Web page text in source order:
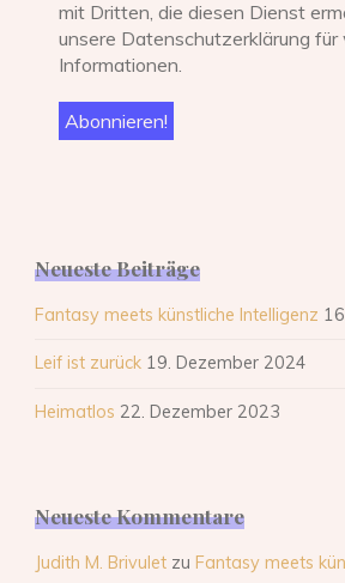
mit Dritten, die diesen Dienst
unsere Datenschutzerklärung für
Informationen.
Neueste Beiträge
Fantasy meets künstliche Intelligenz
Leif ist zurück 19. Dezember 2024
Heimatlos 22. Dezember 2023
Neueste Kommentare
Judith M. Brivuletzu Fantasy meets